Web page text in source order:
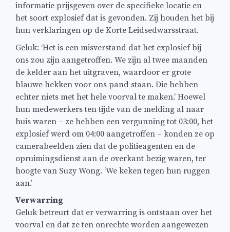
informatie prijsgeven over de specifieke locatie en
het soort explosief dat is gevonden. Zij houden het bij
hun verklaringen op de Korte Leidsedwarsstraat.
Geluk: ‘Het is een misverstand dat het explosief bij
ons zou zijn aangetroffen. We zijn al twee maanden
de kelder aan het uitgraven, waardoor er grote
blauwe hekken voor ons pand staan. Die hebben
echter niets met het hele voorval te maken.’ Hoewel
hun medewerkers ten tijde van de melding al naar
huis waren – ze hebben een vergunning tot 03:00, het
explosief werd om 04:00 aangetroffen – konden ze op
camerabeelden zien dat de politieagenten en de
opruimingsdienst aan de overkant bezig waren, ter
hoogte van Suzy Wong. ‘We keken tegen hun ruggen
aan.’
Verwarring
Geluk betreurt dat er verwarring is ontstaan over het
voorval en dat ze ten onrechte worden aangewezen